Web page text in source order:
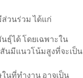
วนร่วม ได้แก่
ธุ์ได้ โดยเฉพาะใน
นมีแนวโน้มสูงที่จะเป็น
นที่ทำงาน อาจเป็น